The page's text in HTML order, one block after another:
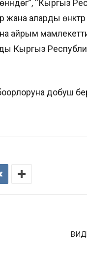
жөнүндөгү”,
аларды өнүктүрүү
айрым
Кыргыз
добуш